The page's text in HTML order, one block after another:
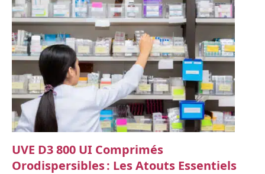
UVE D3 800 UI Comprimés
Orodispersibles : Les Atouts Essentiels